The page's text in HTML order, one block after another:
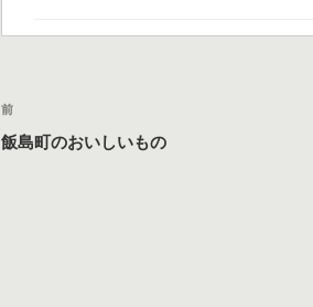
投
稿
過
去
前
飯島町のおいしいもの